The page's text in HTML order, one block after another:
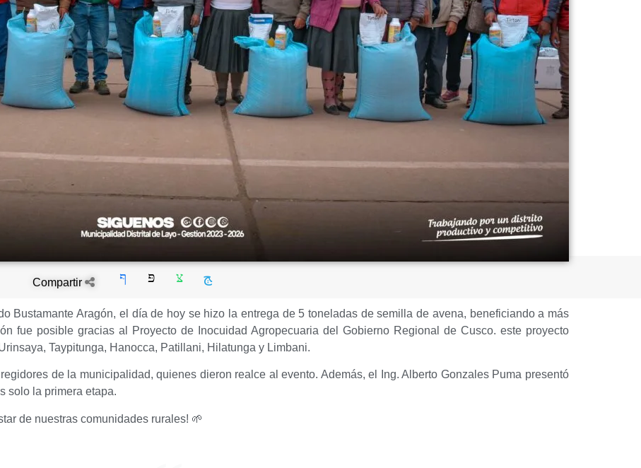
Compartir
Bustamante Aragón, el día de hoy se hizo la entrega de 5 toneladas de semilla de avena, beneficiando a más
fue posible gracias al Proyecto de Inocuidad Agropecuaria del Gobierno Regional de Cusco. este proyecto
Taypitunga, Hanocca, Patillani, Hilatunga y Limbani.
de la municipalidad, quienes dieron realce al evento. Además, el Ing. Alberto Gonzales Puma presentó
solo la primera etapa.
de nuestras comunidades rurales! 🌱